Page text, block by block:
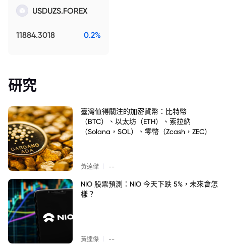
USDUZS.FOREX
11884.3018 0.2%
研究
臺灣值得關注的加密貨幣：比特幣
（BTC）、以太坊（ETH）、索拉納
（Solana，SOL）、零幣（Zcash，ZEC）
黃達傑 --
NIO 股票預測：NIO 今天下跌 5%，未來會怎
樣？
黃達傑 --